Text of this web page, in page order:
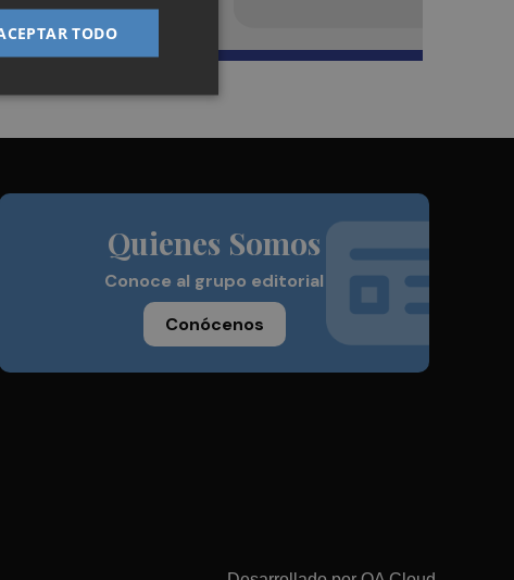
Quienes Somos
Conoce al grupo editorial
Conócenos
TODO